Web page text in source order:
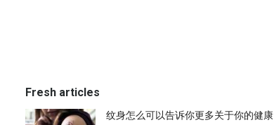
Fresh articles
纹身怎么可以告诉你更多关于你的健康